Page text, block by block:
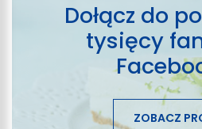
Dołącz do
tysięcy
ZOBACZ